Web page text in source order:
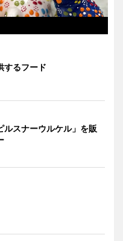
するフード
ルスナーウルケル」を販